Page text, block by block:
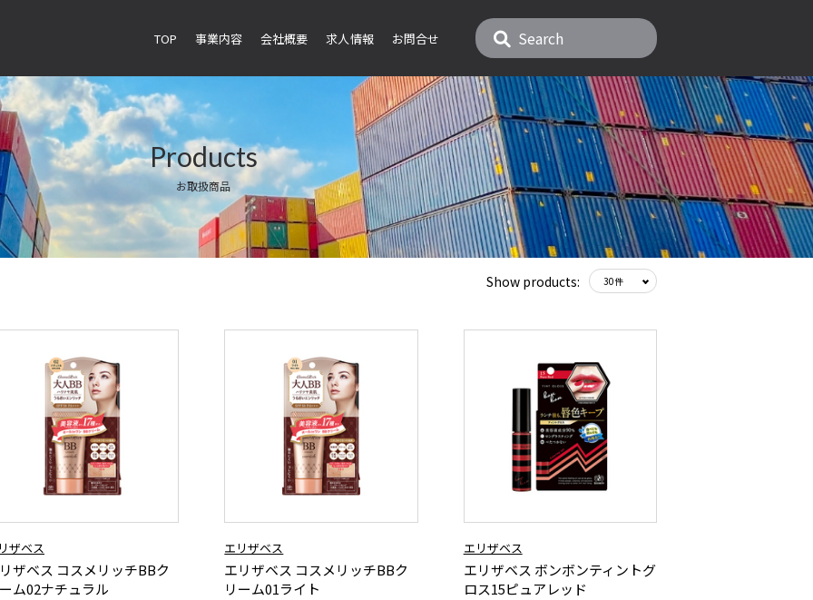
TOP 事業内容 会社概要 求人情報 お問合せ
Products
お取扱商品
Show products:
ザベス
ザベス コスメリッチBBク
ム02ナチュラル
エリザベス
エリザベス コスメリッチBBク
リーム01ライト
エリザベス
エリザベス ボンボンティントグ
ロス15ピュアレッド